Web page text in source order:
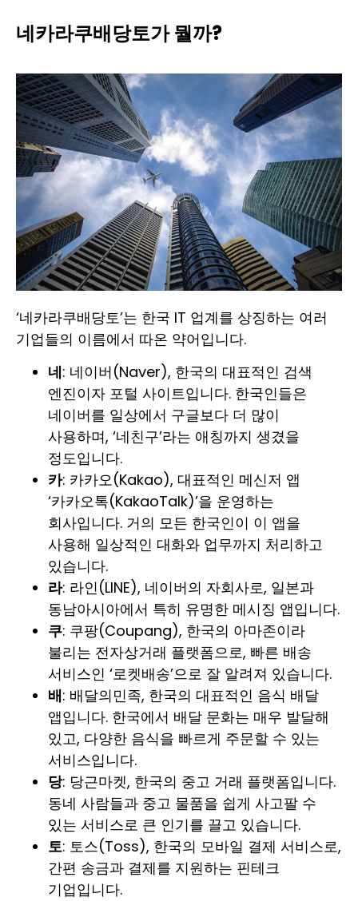
네카라쿠배당토가 뭘까?
‘네카라쿠배당토’는 한국 IT 업계를 상징하는 여러
기업들의 이름에서 따온 약어입니다.
네: 네이버(Naver), 한국의 대표적인 검색
엔진이자 포털 사이트입니다. 한국인들은
네이버를 일상에서 구글보다 더 많이
사용하며, ‘네친구’라는 애칭까지 생겼을
정도입니다.
카: 카카오(Kakao), 대표적인 메신저 앱
‘카카오톡(KakaoTalk)’을 운영하는
회사입니다. 거의 모든 한국인이 이 앱을
사용해 일상적인 대화와 업무까지 처리하고
있습니다.
라: 라인(LINE), 네이버의 자회사로, 일본과
동남아시아에서 특히 유명한 메시징 앱입니다.
쿠: 쿠팡(Coupang), 한국의 아마존이라
불리는 전자상거래 플랫폼으로, 빠른 배송
서비스인 ‘로켓배송’으로 잘 알려져 있습니다.
배: 배달의민족, 한국의 대표적인 음식 배달
앱입니다. 한국에서 배달 문화는 매우 발달해
있고, 다양한 음식을 빠르게 주문할 수 있는
서비스입니다.
당: 당근마켓, 한국의 중고 거래 플랫폼입니다.
동네 사람들과 중고 물품을 쉽게 사고팔 수
있는 서비스로 큰 인기를 끌고 있습니다.
토: 토스(Toss), 한국의 모바일 결제 서비스로,
간편 송금과 결제를 지원하는 핀테크
기업입니다.